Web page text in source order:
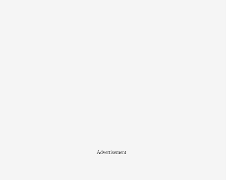
Advertisement